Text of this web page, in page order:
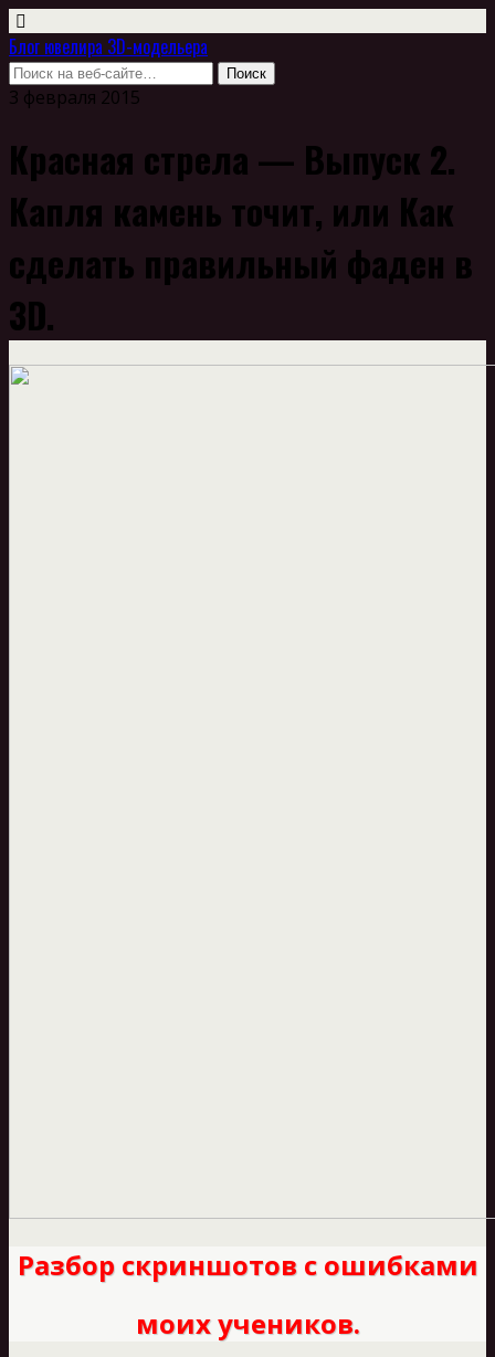
Блог ювелира 3D-модельера
3 февраля 2015
Красная стрела — Выпуск 2.
Капля камень точит, или Как
сделать правильный фаден в
3D.
Разбор скриншотов с ошибками
моих учеников.